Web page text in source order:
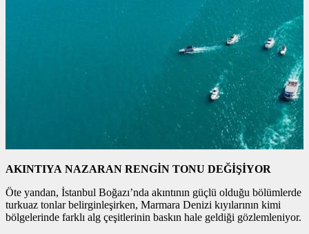
AKINTIYA NAZARAN RENGİN TONU DEĞİŞİYOR
Öte yandan, İstanbul Boğazı’nda akıntının güçlü olduğu bölümlerde
turkuaz tonlar belirginleşirken, Marmara Denizi kıyılarının kimi
bölgelerinde farklı alg çeşitlerinin baskın hale geldiği gözlemleniyor.